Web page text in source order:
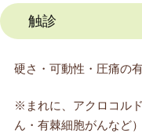
触診
硬さ・可動性・圧痛の
※まれに、アクロコル
ん・有棘細胞がんなど